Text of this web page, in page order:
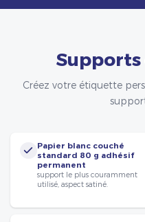
Créez votre étiquette
Papier blanc couché
standard 80 g adhésif
permanent
support le plus couramment
utilisé, aspect satiné.